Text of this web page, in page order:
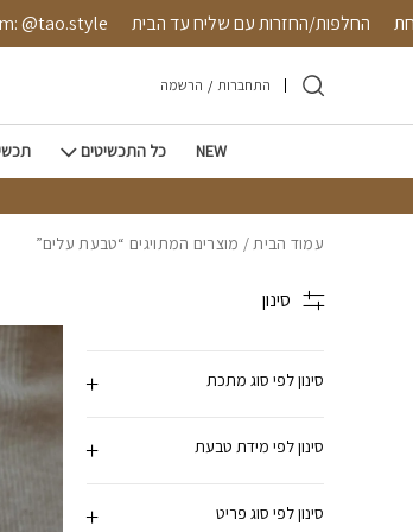
Skip to Content
מאובטחת החלפות/החזרות עם שליח עד הבית
התחברות / הרשמה
NEW כל התכשיטים
עמוד הבית/ מוצרים המתויגים “טבעת עלים”
סינון
סינון לפי סוג מתכת
סינון לפי מידת טבעת
סינון לפי סוג פריט
בחזרה למעלה